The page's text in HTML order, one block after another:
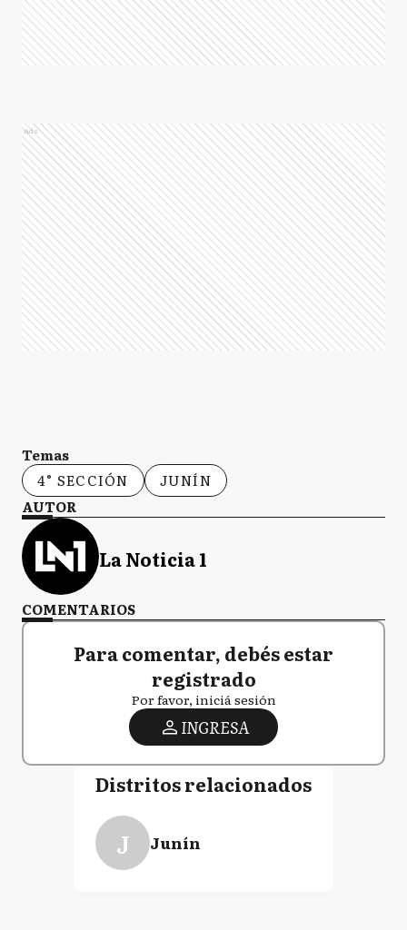
Ads
Temas
4° SECCIÓN
JUNÍN
AUTOR
La Noticia 1
COMENTARIOS
Para comentar, debés estar
registrado
Por favor, iniciá sesión
INGRESA
Distritos relacionados
J Junín